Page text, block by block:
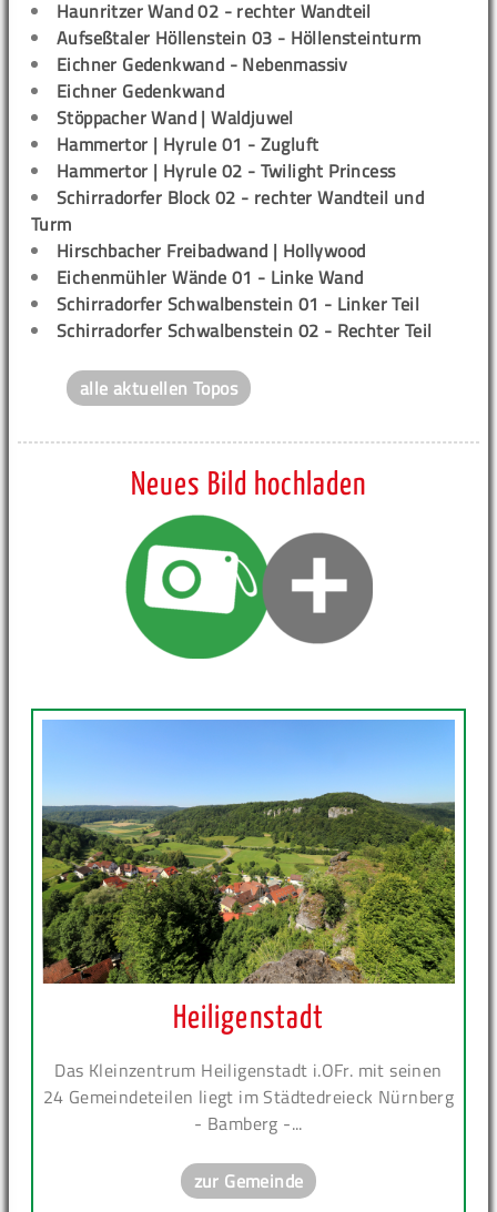
Haunritzer Wand 02 - rechter Wandteil
Aufseßtaler Höllenstein 03 - Höllensteinturm
Eichner Gedenkwand - Nebenmassiv
Eichner Gedenkwand
Stöppacher Wand | Waldjuwel
Hammertor | Hyrule 01 - Zugluft
Hammertor | Hyrule 02 - Twilight Princess
Schirradorfer Block 02 - rechter Wandteil und
Turm
Hirschbacher Freibadwand | Hollywood
Eichenmühler Wände 01 - Linke Wand
Schirradorfer Schwalbenstein 01 - Linker Teil
Schirradorfer Schwalbenstein 02 - Rechter Teil
alle aktuellen Topos
Neues Bild hochladen
Heiligenstadt
Das Kleinzentrum Heiligenstadt i.OFr. mit seinen
24 Gemeindeteilen liegt im Städtedreieck Nürnberg
- Bamberg -...
zur Gemeinde